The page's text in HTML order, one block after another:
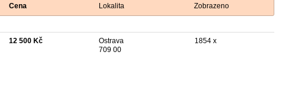
Cena Lokalita Zobrazeno
12 500 Kč
Ostrava
709 00
1854 x